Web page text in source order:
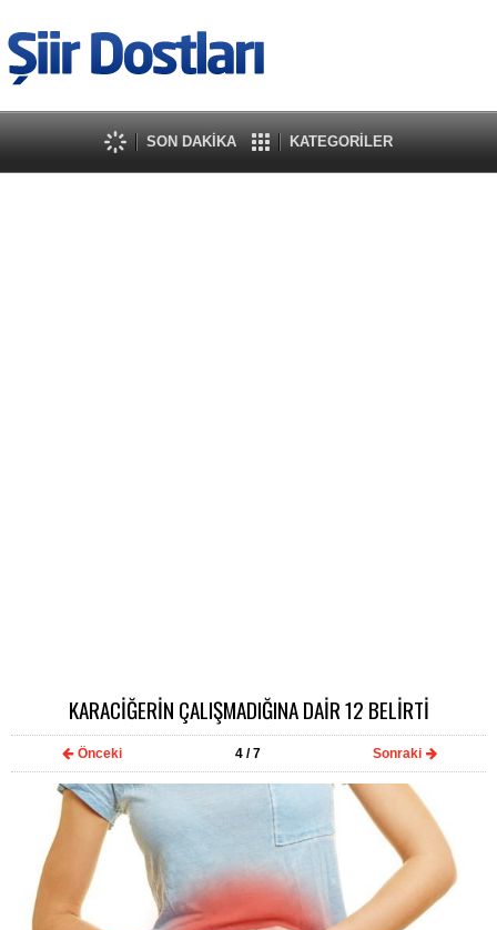
SON DAKİKA KATEGORİLER
KARACİĞERİN ÇALIŞMADIĞINA DAİR 12 BELİRTİ
Önceki 4 / 7 Sonraki